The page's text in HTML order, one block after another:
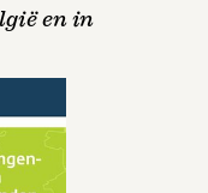
en in